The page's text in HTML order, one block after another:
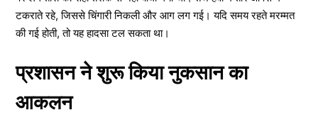
टकराते रहे, जिससे चिंगारी निकली और आग लग गई। यदि समय रहते मरम्मत
की गई होती, तो यह हादसा टल सकता था।
प्रशासन ने शुरू किया नुकसान का
आकलन